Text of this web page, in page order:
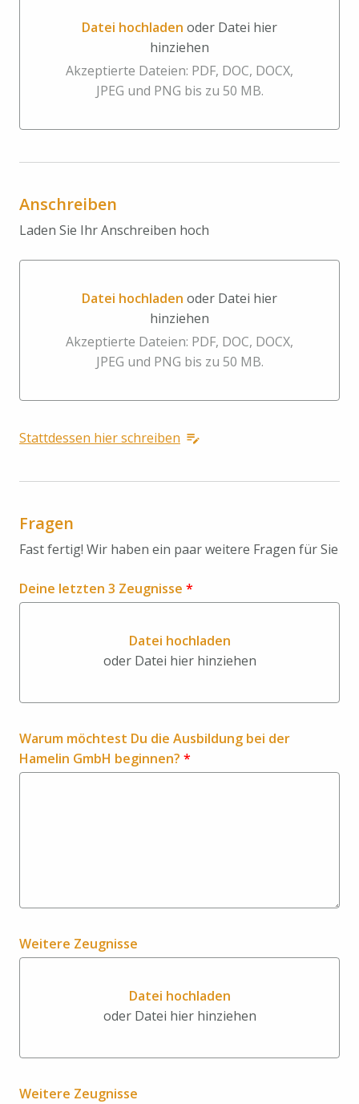
Datei hochladen oder Datei hier
hinziehen
Datei hochladen oder Datei hier hinziehen
Akzeptierte Dateien: PDF, DOC, DOCX,
JPEG und PNG bis zu 50 MB.
Anschreiben
Laden Sie Ihr Anschreiben hoch
Datei hochladen oder Datei hier
hinziehen
Datei hochladen oder Datei hier hinziehen
Akzeptierte Dateien: PDF, DOC, DOCX,
JPEG und PNG bis zu 50 MB.
Stattdessen hier schreiben
Fragen
Fast fertig! Wir haben ein paar weitere Fragen für Sie
Deine letzten 3 Zeugnisse *
Datei hochladen
oder Datei hier hinziehen
Warum möchtest Du die Ausbildung bei der
Hamelin GmbH beginnen? *
Weitere Zeugnisse
Datei hochladen
oder Datei hier hinziehen
Weitere Zeugnisse